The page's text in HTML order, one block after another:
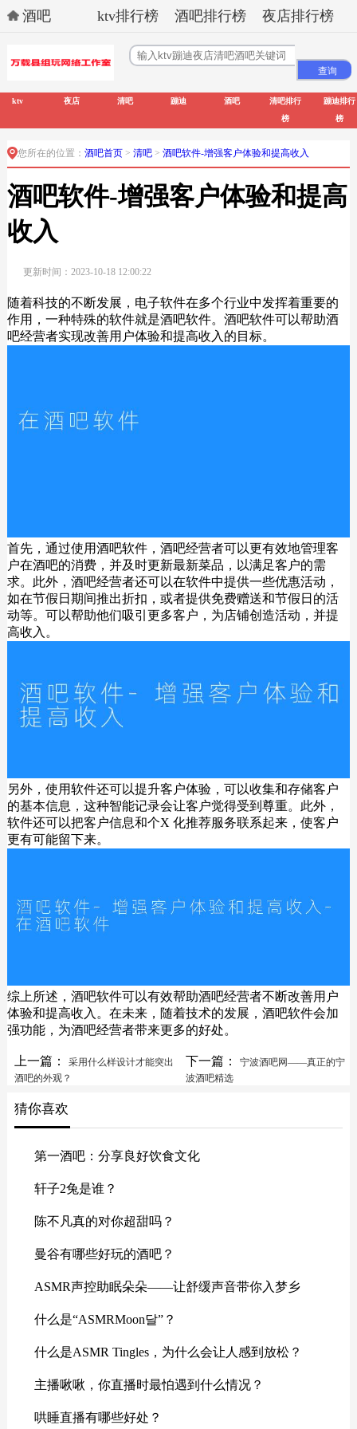
酒吧 ktv排行榜 酒吧排行榜 夜店排行榜
ktv 夜店 清吧 蹦迪 酒吧
清吧排行
榜
蹦迪排行
榜
您所在的位置： 酒吧首页> 清吧 > 酒吧软件-增强客户体验和提高收入
酒吧软件-增强客户体验和提高
收入
更新时间：2023-10-18 12:00:22
随着科技的不断发展，电子软件在多个行业中发挥着重要的
作用，一种特殊的软件就是酒吧软件。酒吧软件可以帮助酒
吧经营者实现改善用户体验和提高收入的目标。
首先，通过使用酒吧软件，酒吧经营者可以更有效地管理客
户在酒吧的消费，并及时更新最新菜品，以满足客户的需
求。此外，酒吧经营者还可以在软件中提供一些优惠活动，
如在节假日期间推出折扣，或者提供免费赠送和节假日的活
动等。可以帮助他们吸引更多客户，为店铺创造活动，并提
高收入。
另外，使用软件还可以提升客户体验，可以收集和存储客户
的基本信息，这种智能记录会让客户觉得受到尊重。此外，
软件还可以把客户信息和个X 化推荐服务联系起来，使客户
更有可能留下来。
综上所述，酒吧软件可以有效帮助酒吧经营者不断改善用户
体验和提高收入。在未来，随着技术的发展，酒吧软件会加
强功能，为酒吧经营者带来更多的好处。
上一篇：
采用什么样设计才能突出
酒吧的外观？
下一篇：
宁波酒吧网——真正的宁
波酒吧精选
猜你喜欢
第一酒吧：分享良好饮食文化
轩子2兔是谁？
陈不凡真的对你超甜吗？
曼谷有哪些好玩的酒吧？
ASMR声控助眠朵朵——让舒缓声音带你入梦乡
什么是“ASMRMoon달”？
什么是ASMR Tingles，为什么会让人感到放松？
主播啾啾，你直播时最怕遇到什么情况？
哄睡直播有哪些好处？